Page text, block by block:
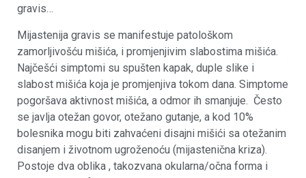
gravis…
Mijastenija gravis se manifestuje patološkom
zamorljivošću mišića, i promjenjivim slabostima mišića.
Najčešći simptomi su spušten kapak, duple slike i
slabost mišića koja je promjenjiva tokom dana. Simptome
pogoršava aktivnost mišića, a odmor ih smanjuje. Često
se javlja otežan govor, otežano gutanje, a kod 10%
bolesnika mogu biti zahvaćeni disajni mišići sa otežanim
disanjem i životnom ugroženoću (mijastenična kriza).
Postoje dva oblika , takozvana okularna/očna forma i